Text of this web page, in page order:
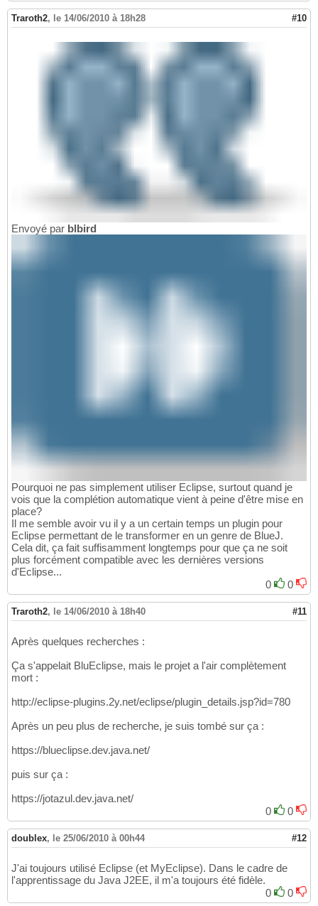
Traroth2, le 14/06/2010 à 18h28 #10
Envoyé par blbird
Pourquoi ne pas simplement utiliser Eclipse, surtout quand je
vois que la complétion automatique vient à peine d'être mise en
place?
Il me semble avoir vu il y a un certain temps un plugin pour
Eclipse permettant de le transformer en un genre de BlueJ.
Cela dit, ça fait suffisamment longtemps pour que ça ne soit
plus forcément compatible avec les dernières versions
d'Eclipse...
0
0
Traroth2, le 14/06/2010 à 18h40 #11
Après quelques recherches :
Ça s'appelait BluEclipse, mais le projet a l'air complètement
mort :
http://eclipse-plugins.2y.net/eclipse/plugin_details.jsp?id=780
Après un peu plus de recherche, je suis tombé sur ça :
https://blueclipse.dev.java.net/
puis sur ça :
https://jotazul.dev.java.net/
0
0
doublex, le 25/06/2010 à 00h44 #12
J'ai toujours utilisé Eclipse (et MyEclipse). Dans le cadre de
l'apprentissage du Java J2EE, il m'a toujours été fidèle.
0
0